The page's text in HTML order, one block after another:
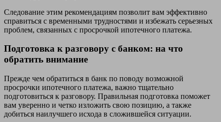
Следование этим рекомендациям позволит вам эффективно
справиться с временными трудностями и избежать серьезных
проблем, связанных с просрочкой ипотечного платежа.
Подготовка к разговору с банком: на что
обратить внимание
Прежде чем обратиться в банк по поводу возможной
просрочки ипотечного платежа, важно тщательно
подготовиться к разговору. Правильная подготовка поможет
вам уверенно и четко изложить свою позицию, а также
добиться наилучшего исхода в сложившейся ситуации.